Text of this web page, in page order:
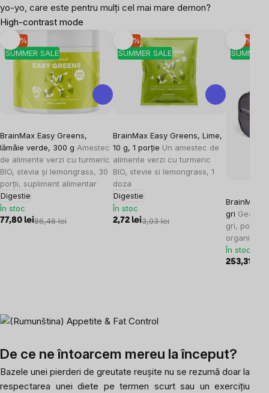
yo-yo, care este pentru mulți cel mai mare demon?
High-contrast mode
SUMMER SALE
-10 %
BrainMax Easy Greens,
lămâie verde, 300 g Amestec
de alimente verzi cu turmeric
BIO, stevia și lemongrass, 30
porții, supliment alimentar
Digestie
În stoc
77,80 lei86,46 lei
SUMMER SALE
-10 %
BrainMax Easy Greens, Lime,
10 g, 1 porție Un amestec de
alimente verzi cu turmeric
BIO, stevie si lemongrass, 1
doza
Digestie
În stoc
2,72 lei3,03 lei
SUMMER
-10 %
BrainMax
gri Geantă
gri,
organizare
În stoc
253,31 lei
De ce ne întoarcem mereu la început?
Bazele unei pierderi de greutate reușite nu se rezumă doar la
respectarea unei diete pe termen scurt sau un exercițiu